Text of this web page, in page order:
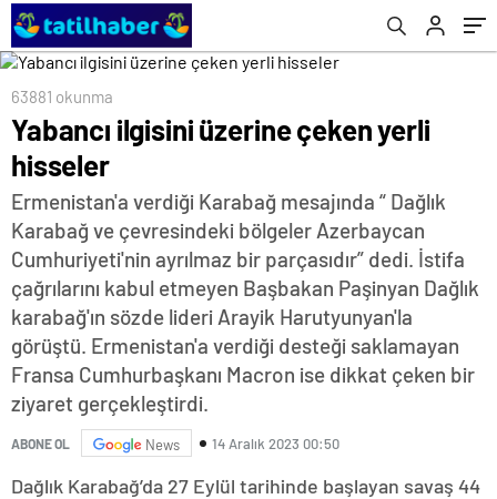
63881 okunma
Yabancı ilgisini üzerine çeken yerli
hisseler
Ermenistan'a verdiği Karabağ mesajında “ Dağlık
Karabağ ve çevresindeki bölgeler Azerbaycan
Cumhuriyeti'nin ayrılmaz bir parçasıdır” dedi. İstifa
çağrılarını kabul etmeyen Başbakan Paşinyan Dağlık
karabağ'ın sözde lideri Arayik Harutyunyan'la
görüştü. Ermenistan'a verdiği desteği saklamayan
Fransa Cumhurbaşkanı Macron ise dikkat çeken bir
ziyaret gerçekleştirdi.
ABONE OL News 14 Aralık 2023 00:50
Dağlık Karabağ’da 27 Eylül tarihinde başlayan savaş 44